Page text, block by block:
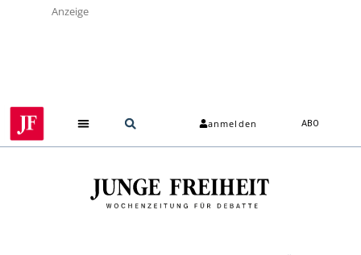
Anzeige
anmelden ABO